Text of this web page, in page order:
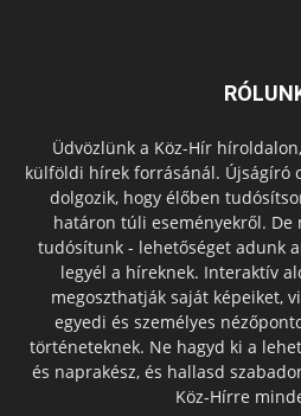
Üdvözlünk a Köz-Hír
külföldi hírek forrásánál. Újságíró
dolgozik, hogy élőben
határon túli eseményekről. De
tudósítunk - lehetőséget adunk
legyél a híreknek. Interaktív
megoszthatják saját képeiket,
egyedi és személyes
történeteknek. Ne hagyd ki a
és naprakész, és hallasd
Köz-Hírre